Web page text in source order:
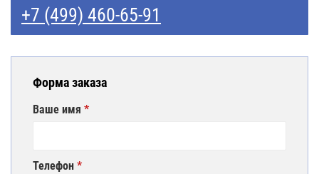
+7 (499) 460-65-91
Форма заказа
Ваше имя
Телефон